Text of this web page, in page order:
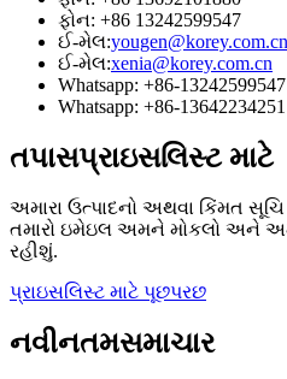
ફોન: +86 13242599547
ઈ-મેલ:yougen@korey.com.cn
ઈ-મેલ:xenia@korey.com.cn
Whatsapp: +86-13242599547
Whatsapp: +86-13642234251
તપાસપ્રાઇસલિસ્ટ માટે
અમારા ઉત્પાદનો અથવા કિંમત
તમારો ઇમેઇલ અમને મોકલો અને
રહીશું.
પ્રાઇસલિસ્ટ માટે પૂછપરછ
નવીનતમસમાચાર